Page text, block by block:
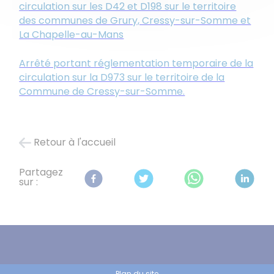
circulation sur les D42 et D198 sur le territoire
des communes de Grury, Cressy-sur-Somme et
La Chapelle-au-Mans
Arrêté portant réglementation temporaire de la
circulation sur la D973 sur le territoire de la
Commune de Cressy-sur-Somme.
Retour à l'accueil
Partagez
sur :